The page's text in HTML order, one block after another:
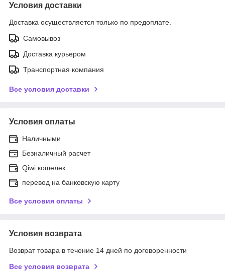
Условия доставки
Доставка осуществляется только по предоплате.
Самовывоз
Доставка курьером
Транспортная компания
Все условия доставки
Условия оплаты
Наличными
Безналичный расчет
Qiwi кошелек
перевод на банковскую карту
Все условия оплаты
Условия возврата
Возврат товара в течение 14 дней по договоренности
Все условия возврата